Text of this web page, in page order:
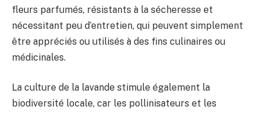
fleurs parfumés, résistants à la sécheresse et
nécessitant peu d’entretien, qui peuvent simplement
être appréciés ou utilisés à des fins culinaires ou
médicinales.
La culture de la lavande stimule également la
biodiversité locale, car les pollinisateurs et les